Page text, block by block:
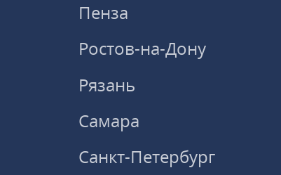
Пенза
Ростов-на-Дону
Рязань
Самара
Санкт-Петербург